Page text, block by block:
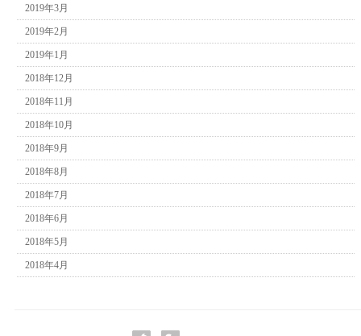
2019年3月
2019年2月
2019年1月
2018年12月
2018年11月
2018年10月
2018年9月
2018年8月
2018年7月
2018年6月
2018年5月
2018年4月